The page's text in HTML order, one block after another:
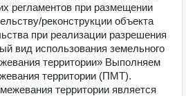
регламентов при размещении
реконструкции объекта
при реализации разрешения
вид использования земельного
территории» Выполняем
территории (ПМТ).
территории является